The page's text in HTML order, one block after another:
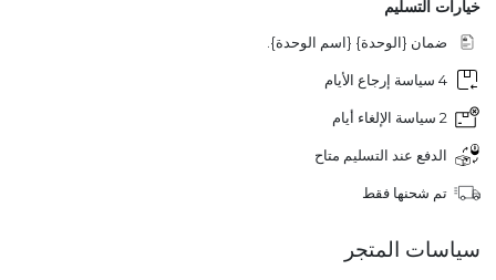
خيارات التسليم
ضمان {الوحدة} {اسم الوحدة}.
4 سياسة إرجاع الأيام
2 سياسة الإلغاء أيام
الدفع عند التسليم متاح
تم شحنها فقط
سياسات المتجر